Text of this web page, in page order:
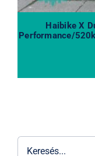
Haibike X
Performance/